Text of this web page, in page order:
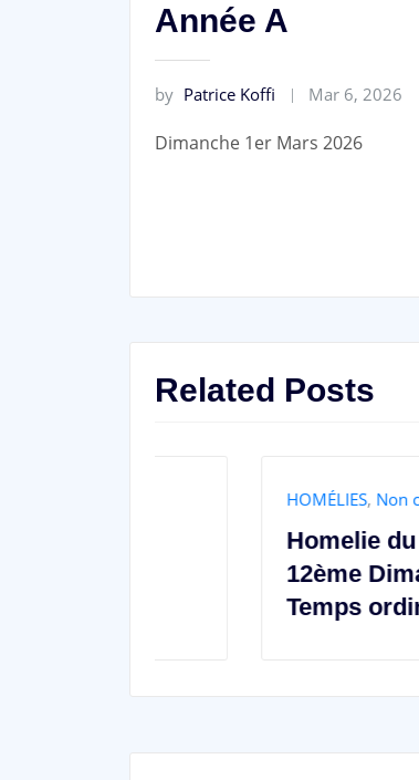
Année A
by Patrice Koffi Mar 6, 2026
Dimanche 1er Mars 2026
Related Posts
Non classé
Homelie du
12ème Dimanche du
Temps ordinaire –